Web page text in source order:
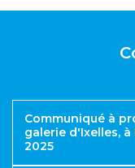
Communiqué à
galerie d'Ixelles,
2025